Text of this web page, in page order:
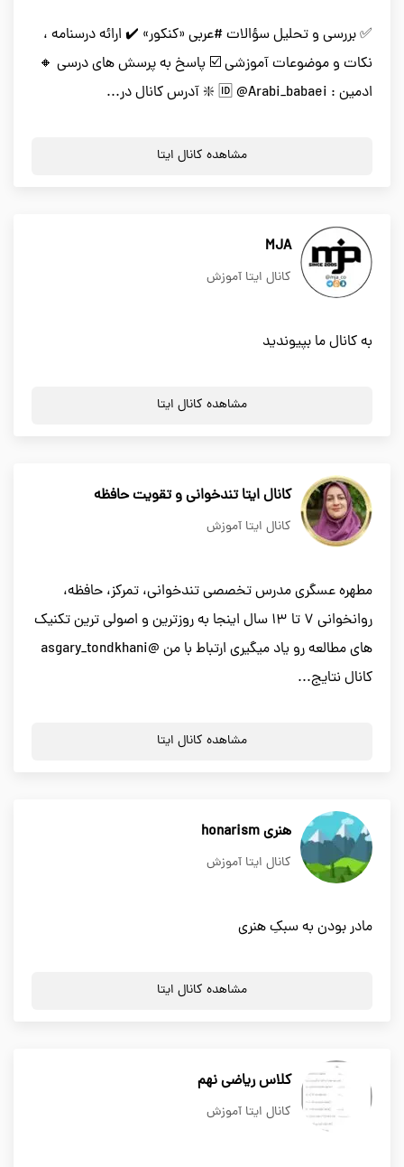
✅ بررسی و تحلیل سؤالات #عربی «کنکور» ✔️ ارائه درسنامه ،
نکات و موضوعات آموزشی ☑️ پاسخ به پرسش های درسی 🔸
ادمین : 🆔 @Arabi_babaei ❇️ آدرس کانال در...
مشاهده کانال ایتا
MJA
کانال ایتا آموزش
به کانال ما بپیوندید
مشاهده کانال ایتا
کانال ایتا تندخوانی و تقویت حافظه
کانال ایتا آموزش
مطهره عسگری مدرس تخصصی تندخوانی، تمرکز، حافظه،
روانخوانی ۷ تا ۱۳ سال اینجا به روزترین و اصولی ترین تکنیک
های مطالعه رو یاد میگیری ارتباط با من @asgary_tondkhani
کانال نتایج...
مشاهده کانال ایتا
هنری honarism
کانال ایتا آموزش
مادر بودن به سبکِ هنری
مشاهده کانال ایتا
کلاس ریاضی نهم
کانال ایتا آموزش